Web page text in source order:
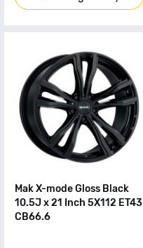
Mak X-mode Gloss Black
10.5J x 21 Inch 5X112 ET43
CB66.6